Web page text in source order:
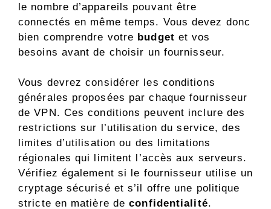
le nombre d’appareils pouvant être
connectés en même temps. Vous devez donc
bien comprendre votre budget et vos
besoins avant de choisir un fournisseur.
Vous devrez considérer les conditions
générales proposées par chaque fournisseur
de VPN. Ces conditions peuvent inclure des
restrictions sur l’utilisation du service, des
limites d’utilisation ou des limitations
régionales qui limitent l’accès aux serveurs.
Vérifiez également si le fournisseur utilise un
cryptage sécurisé et s’il offre une politique
stricte en matière deconfidentialité.